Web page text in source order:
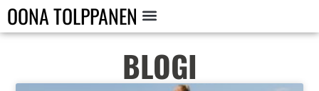
OONA TOLPPANEN
BLOGI